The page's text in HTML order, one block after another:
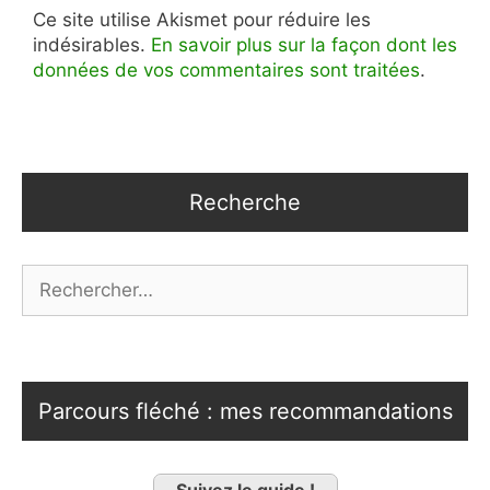
Ce site utilise Akismet pour réduire les
indésirables. En savoir plus sur la façon dont les
données de vos commentaires sont traitées.
Recherche
Parcours fléché : mes recommandations